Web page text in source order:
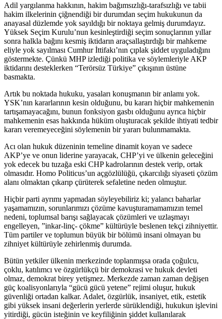
Adil yargılanma hakkının, hakim bağımsızlığı-tarafsızlığı ve tabii
hakim ilkelerinin çiğnendiği bir durumdan seçim hukukunun da
anayasal düzlemde yok sayıldığı bir noktaya gelmiş durumdayız.
Yüksek Seçim Kurulu’nun kesinleştirdiği seçim sonuçlarının yıllar
sonra halkla bağını kesmiş iktidarın araçsallaştırdığı bir mahkeme
eliyle yok sayılması Cumhur İttifakı’nın çıplak şiddet uyguladığını
göstermekte. Çünkü MHP izlediği politika ve söylemleriyle AKP
iktidarını desteklerken “Terörsüz Türkiye” çıkışının üstüne
basmakta.
Artık bu noktada hukuku, yasaları konuşmanın bir anlamı yok.
YSK’nın kararlarının kesin olduğunu, bu kararı hiçbir mahkemenin
tartışamayacağını, bunun fonksiyon gasbı olduğunu ayrıca hiçbir
mahkemenin esas hakkında hüküm oluşturacak şekilde ihtiyati tedbir
kararı veremeyeceğini söylemenin bir yararı bulunmamakta.
Acı olan hukuk düzeninin temeline dinamit koyan ve sadece
AKP’ye ve onun liderine yarayacak, CHP’yi ve ülkenin geleceğini
yok edecek bu tuzağa eski CHP kadrolarının destek verip, ortak
olmasıdır. Homo Politicus’un açgözlülüğü, çıkarcılığı siyaseti çözüm
alanı olmaktan çıkarıp çürüterek sefaletine neden olmuştur.
Hiçbir parti ayrımı yapmadan söyleyebiliriz ki; yalancı baharlar
yaşamamızın, sorunlarımızı çözüme kavuşturamamamızın temel
nedeni, toplumsal barışı sağlayacak çözümleri ve uzlaşmayı
engelleyen, ”inkar-linç- çökme” kültürüyle beslenen tekçi zihniyettir.
Tüm partiler ve toplumun büyük bir bölümü insani olmayan bu
zihniyet kültürüyle zehirlenmiş durumda.
Bütün yetkiler ülkenin merkezinde toplanmışsa orada çoğulcu,
çoklu, katılımcı ve özgürlükçü bir demokrasi ve hukuk devleti
olmaz, demokrat birey yetişmez. Merkezde zaman zaman değişen
güç koalisyonlarıyla “gücü gücü yetene” rejimi oluşur, hukuk
güvenliği ortadan kalkar. Adalet, özgürlük, insaniyet, etik, estetik
gibi yüksek insani değerlerin yerlerde sürüklendiği, hukukun işlevini
yitirdiği, gücün isteğinin ve keyfiliğinin şiddet kullanılarak